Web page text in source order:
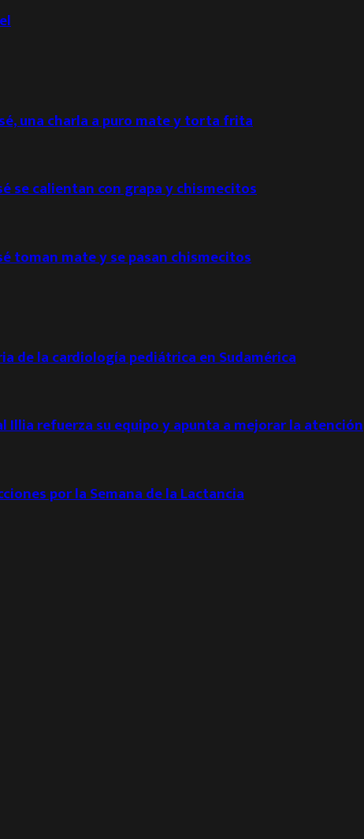
una charla a puro mate y torta frita
se calientan con grapa y chismecitos
toman mate y se pasan chismecitos
de la cardiología pediátrica en Sudamérica
refuerza su equipo y apunta a mejorar la atención
por la Semana de la Lactancia